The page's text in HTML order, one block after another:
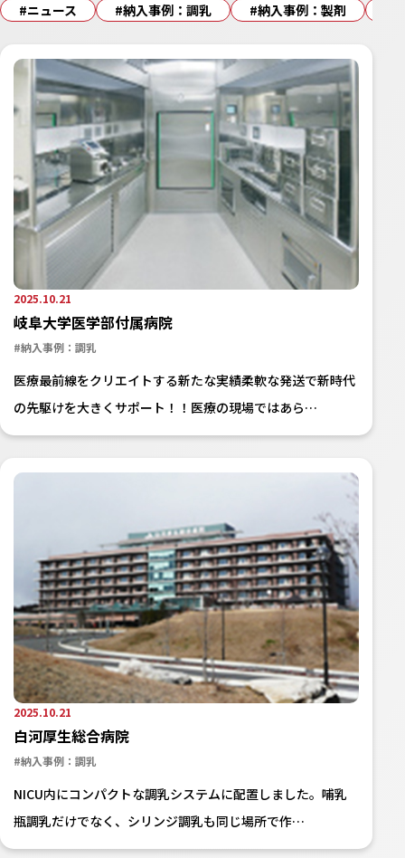
#ニュース #納入事例：調乳 #納入事例：製剤
2025.10.21
岐阜大学医学部付属病院
#納入事例：調乳
医療最前線をクリエイトする新たな実績柔軟な発送で新時代
の先駆けを大きくサポート！！医療の現場ではあら…
2025.10.21
白河厚生総合病院
#納入事例：調乳
NICU内にコンパクトな調乳システムに配置しました。哺乳
瓶調乳だけでなく、シリンジ調乳も同じ場所で作…